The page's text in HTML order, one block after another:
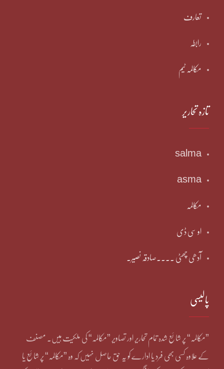
تعارف
رابطہ
مکالمہ ٹیم
تازہ تحاریر
salma
asma
مکالمہ
او سی ڈی
آدھی چھٹی ۔۔۔۔صادقہ نصیر۔
پالیسی
”مکالمہ“ پر شائع شدہ تمام تحاریر اور تصاویر ”مکالمہ“ کی ملکیت ہیں۔ مصنف
کے علاوہ کسی بھی فرد یا ادارے کو یہ حق حاصل نہیں کہ وہ ”مکالمہ“ پر شائع یا